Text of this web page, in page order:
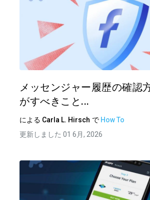
メッセンジャー履歴の確認
がすべきこと...
による Carla L. Hirsch で How To
更新しました 01 6月, 2026